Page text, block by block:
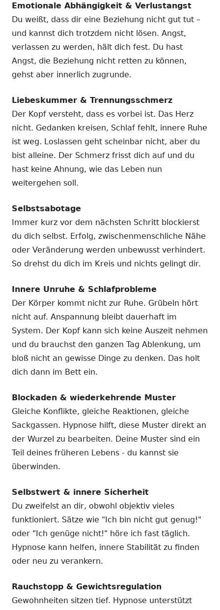
Emotionale Abhängigkeit & Verlustangst
Du weißt, dass dir eine Beziehung nicht gut tut –
und kannst dich trotzdem nicht lösen. Angst,
verlassen zu werden, hält dich fest. Du hast
Angst, die Beziehung nicht retten zu können,
gehst aber innerlich zugrunde.
Liebeskummer & Trennungsschmerz
Der Kopf versteht, dass es vorbei ist. Das Herz
nicht. Gedanken kreisen, Schlaf fehlt, innere Ruhe
ist weg. Loslassen geht scheinbar nicht, aber du
bist alleine. Der Schmerz frisst dich auf und du
hast keine Ahnung, wie das Leben nun
weitergehen soll.
Selbstsabotage
Immer kurz vor dem nächsten Schritt blockierst
du dich selbst. Erfolg, zwischenmenschliche Nähe
oder Veränderung werden unbewusst verhindert.
So drehst du dich im Kreis und nichts gelingt dir.
Innere Unruhe & Schlafprobleme
Der Körper kommt nicht zur Ruhe. Grübeln hört
nicht auf. Anspannung bleibt dauerhaft im
System. Der Kopf kann sich keine Auszeit nehmen
und du brauchst den ganzen Tag Ablenkung, um
bloß nicht an gewisse Dinge zu denken. Das holt
dich dann im Bett ein.
Blockaden & wiederkehrende Muster
Gleiche Konflikte, gleiche Reaktionen, gleiche
Sackgassen. Hypnose hilft, diese Muster direkt an
der Wurzel zu bearbeiten. Deine Muster sind ein
Teil deines früheren Lebens - du kannst sie
überwinden.
Selbstwert & innere Sicherheit
Du zweifelst an dir, obwohl objektiv vieles
funktioniert. Sätze wie "Ich bin nicht gut genug!"
oder "Ich genüge nicht!" höre ich fast täglich.
Hypnose kann helfen, innere Stabilität zu finden
oder neu zu verankern.
Rauchstopp & Gewichtsregulation
Gewohnheiten sitzen tief. Hypnose unterstützt